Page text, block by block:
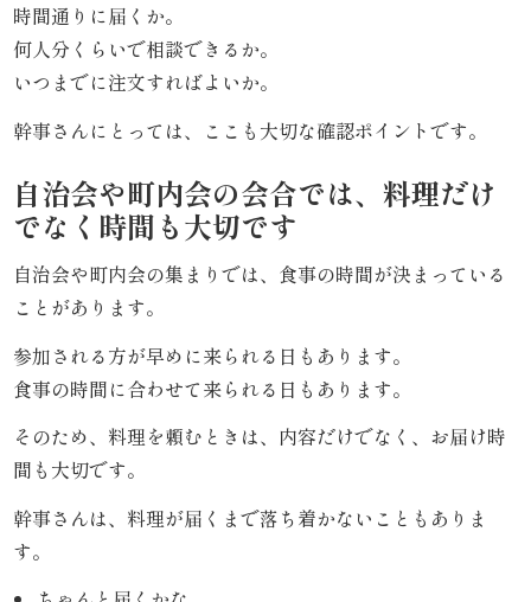
り
お
届
け
ガ
イ
商
品
時間通りに届くか。
何人分くらいで相談できるか。
いつまでに注文すればよいか。
幹事さんにとっては、ここも大切な確認ポイントです。
自治会や町内会の会合では、料理だけ
でなく時間も大切です
自治会や町内会の集まりでは、食事の時間が決まっている
ことがあります。
参加される方が早めに来られる日もあります。
食事の時間に合わせて来られる日もあります。
そのため、料理を頼むときは、内容だけでなく、お届け時
間も大切です。
幹事さんは、料理が届くまで落ち着かないこともありま
す。